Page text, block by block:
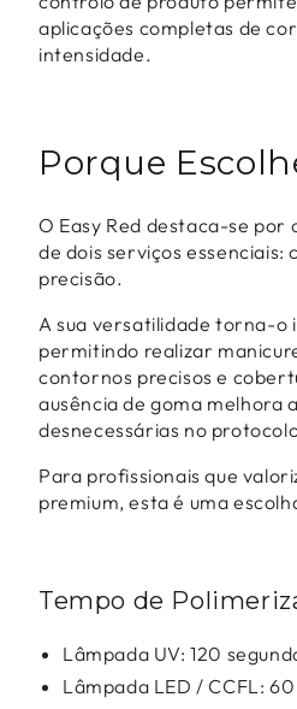
aplicações completas de
intensidade.
Porque
O Easy Red destaca-se
de dois serviços essenciais:
precisão.
A sua versatilidade torna-o
permitindo realizar
contornos precisos e
ausência de goma melhora
desnecessárias no
Para profissionais que
premium, esta é uma
Tempo de
Lâmpada UV: 120
Lâmpada LED / CCFL: